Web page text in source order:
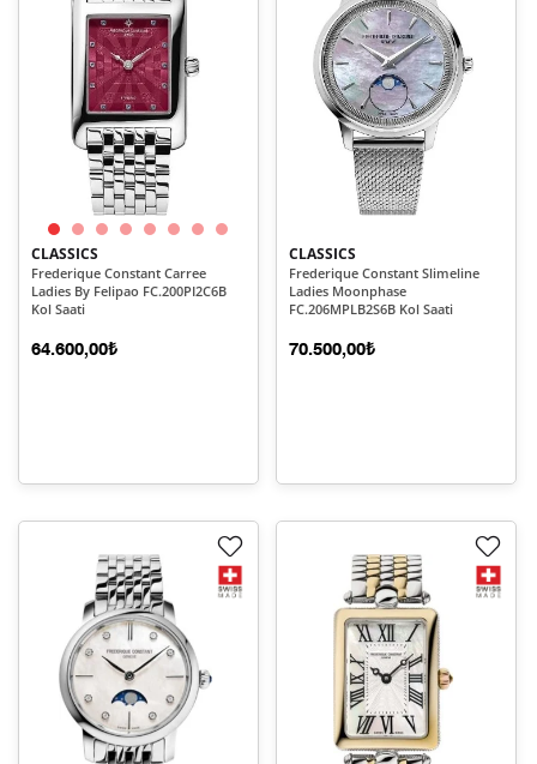
CLASSICS
Frederique Constant Carree
Ladies By Felipao FC.200PI2C6B
Kol Saati
64.600,00₺
CLASSICS
Frederique Constant Slimeline
Ladies Moonphase
FC.206MPLB2S6B Kol Saati
70.500,00₺